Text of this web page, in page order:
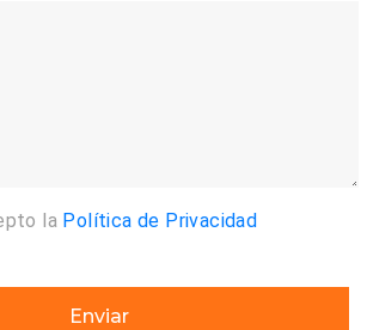
la Política de Privacidad
Enviar